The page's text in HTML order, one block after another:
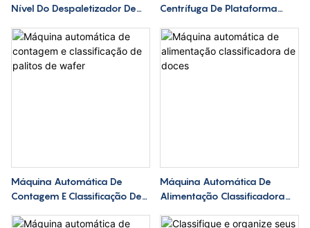
de produção de embalagens
alimentícias e muitas outras
indústrias. Melhorar
revolucionáriamente a
Nível Do Despaletizador De
Capacidade 330ml
Centrífuga De Plataforma
Automática
Máquina Automática De
Contagem E Classificação De
Máquina Automática De
Alimentação Classificadora